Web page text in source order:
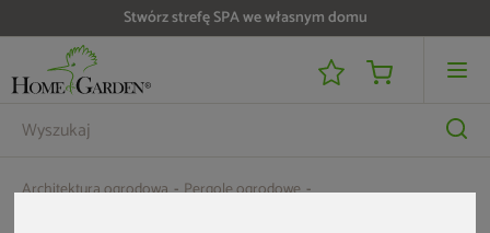
Stwórz strefę SPA we własnym domu
Architektura ogrodowa
Pergole ogrodowe